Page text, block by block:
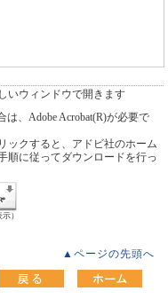
いウィンドウで開きます
、Adobe Acrobat(R)が必要で
ックすると、アドビ社のホーム
順に従ってダウンロードを行っ
）
▲ページの先頭へ